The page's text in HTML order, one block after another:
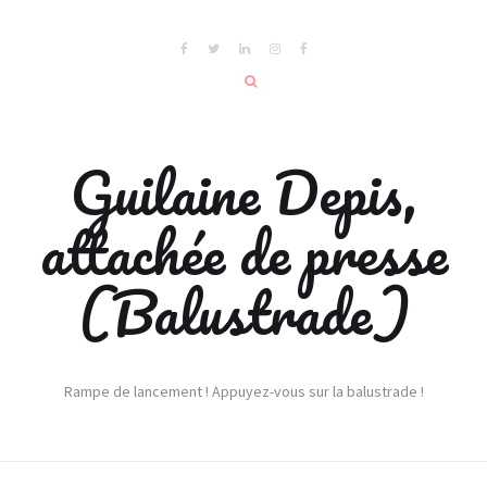
Guilaine Depis,
attachée de presse
(Balustrade)
Rampe de lancement ! Appuyez-vous sur la balustrade !